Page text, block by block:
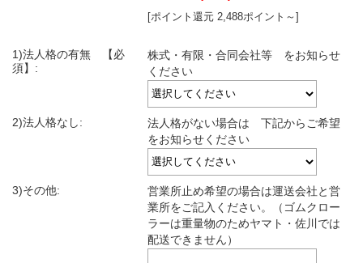
[ポイント還元 2,488ポイント～]
1)法人格の有無 【必
須】:
株式・有限・合同会社等 をお知らせ
ください
2)法人格なし:
法人格がない場合は 下記からご希望
をお知らせください
3)その他:
営業所止め希望の場合は運送会社と営
業所をご記入ください。（ゴムクロー
ラーは重量物のためヤマト・佐川では
配送できません）